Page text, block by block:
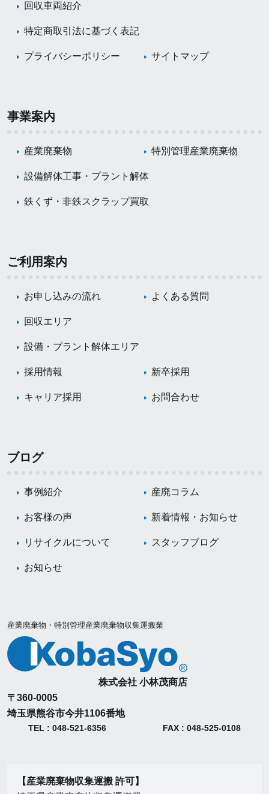
回収車両紹介
特定商取引法に基づく表記
プライバシーポリシー サイトマップ
事業案内
産業廃棄物 特別管理産業廃棄物
設備解体工事・プラント解体
鉄くず・非鉄スクラップ買取
ご利用案内
お申し込みの流れ よくある質問
回収エリア
設備・プラント解体エリア
採用情報 新卒採用
キャリア採用 お問合わせ
ブログ
事例紹介 産廃コラム
お客様の声 新着情報・お知らせ
リサイクルについて スタッフブログ
お知らせ
産業廃棄物・特別管理産業廃棄物収集運搬業
株式会社 小林茂商店
〒360-0005
埼玉県熊谷市今井1106番地
TEL : 048-521-6356 FAX : 048-525-0108
【産業廃棄物収集運搬 許可】